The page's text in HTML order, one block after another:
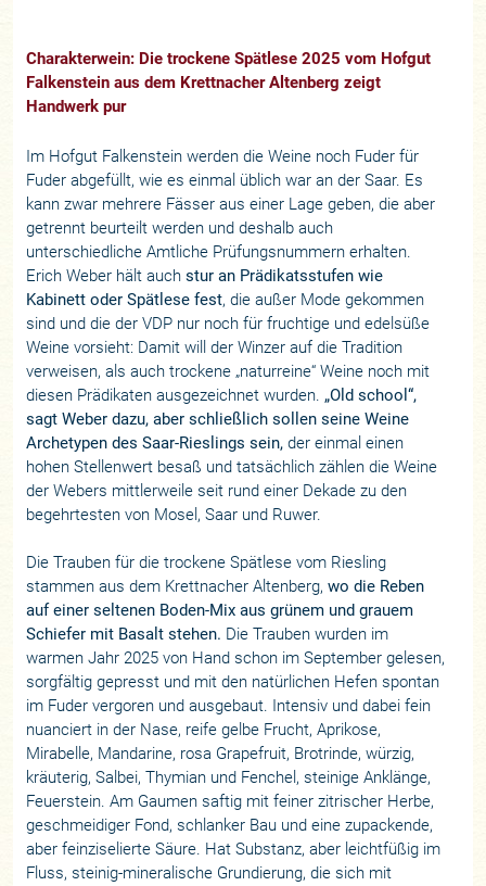
Charakterwein: Die trockene Spätlese 2025 vom Hofgut
Falkenstein aus dem Krettnacher Altenberg zeigt
Handwerk pur
Im Hofgut Falkenstein werden die Weine noch Fuder für
Fuder abgefüllt, wie es einmal üblich war an der Saar. Es
kann zwar mehrere Fässer aus einer Lage geben, die aber
getrennt beurteilt werden und deshalb auch
unterschiedliche Amtliche Prüfungsnummern erhalten.
Erich Weber hält auchstur an Prädikatsstufen wie
Kabinett oder Spätlese fest, die außer Mode gekommen
sind und die der VDP nur noch für fruchtige und edelsüße
Weine vorsieht: Damit will der Winzer auf die Tradition
verweisen, als auch trockene „naturreine“ Weine noch mit
diesen Prädikaten ausgezeichnet wurden. „Old school“,
sagt Weber dazu, aber schließlich sollen seine Weine
Archetypen des Saar-Rieslings sein, der einmal einen
hohen Stellenwert besaß und tatsächlich zählen die Weine
der Webers mittlerweile seit rund einer Dekade zu den
begehrtesten von Mosel, Saar und Ruwer.
Die Trauben für die trockene Spätlese vom Riesling
stammen aus dem Krettnacher Altenberg,wo die Reben
auf einer seltenen Boden-Mix aus grünem und grauem
Schiefer mit Basalt stehen. Die Trauben wurden im
warmen Jahr 2025 von Hand schon im September gelesen,
sorgfältig gepresst und mit den natürlichen Hefen spontan
im Fuder vergoren und ausgebaut. Intensiv und dabei fein
nuanciert in der Nase, reife gelbe Frucht, Aprikose,
Mirabelle, Mandarine, rosa Grapefruit, Brotrinde, würzig,
kräuterig, Salbei, Thymian und Fenchel, steinige Anklänge,
Feuerstein. Am Gaumen saftig mit feiner zitrischer Herbe,
geschmeidiger Fond, schlanker Bau und eine zupackende,
aber feinziselierte Säure. Hat Substanz, aber leichtfüßig im
Fluss, steinig-mineralische Grundierung, die sich mit